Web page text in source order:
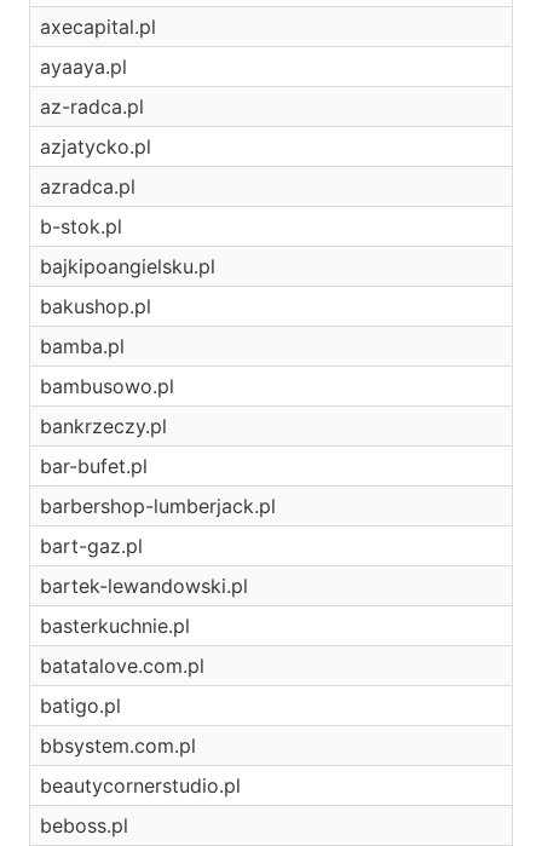
axecapital.pl
ayaaya.pl
az-radca.pl
azjatycko.pl
azradca.pl
b-stok.pl
bajkipoangielsku.pl
bakushop.pl
bamba.pl
bambusowo.pl
bankrzeczy.pl
bar-bufet.pl
barbershop-lumberjack.pl
bart-gaz.pl
bartek-lewandowski.pl
basterkuchnie.pl
batatalove.com.pl
batigo.pl
bbsystem.com.pl
beautycornerstudio.pl
beboss.pl